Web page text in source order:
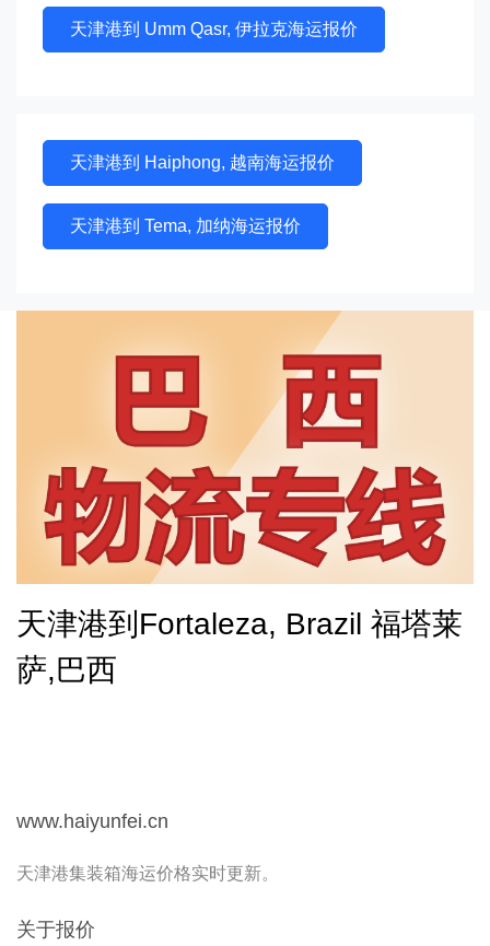
天津港到 Umm Qasr, 伊拉克海运报价
天津港到 Haiphong, 越南海运报价
天津港到 Tema, 加纳海运报价
天津港到Fortaleza, Brazil 福塔莱
萨,巴西
www.haiyunfei.cn
天津港集装箱海运价格实时更新。
关于报价